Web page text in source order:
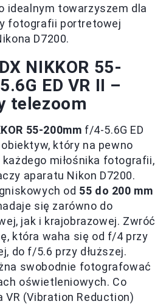
idealnym towarzyszem dla
fotografii portretowej
D7200.
NIKKOR 55-
ED VR II –
telezoom
55-200mm f/4-5.6G ED
który na pewno
miłośnika fotografii,
aparatu Nikon D7200.
od 55 do 200 mm
się zarówno do
jak i krajobrazowej. Zwróć
która waha się od f/4 przy
do f/5.6 przy dłuższej.
swobodnie fotografować
oświetleniowych. Co
(Vibration Reduction)